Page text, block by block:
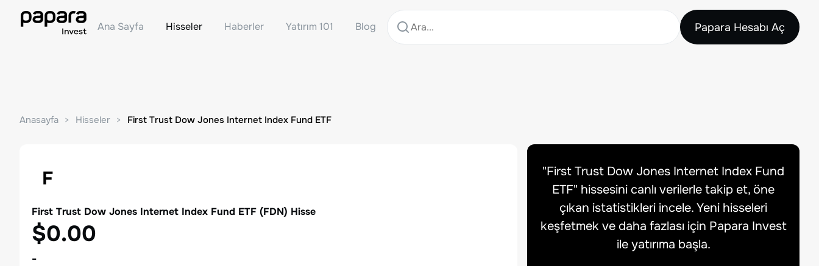
Ana Sayfa Hisseler Haberler Yatırım 101 Blog Papara Hesabı Aç
Anasayfa Hisseler First Trust Dow Jones Internet Index Fund ETF
F
First Trust Dow Jones Internet Index Fund ETF (FDN) Hisse
$0.00
-
"First Trust Dow Jones Internet Index Fund
ETF" hissesini canlı verilerle takip et, öne
çıkan istatistikleri incele. Yeni hisseleri
keşfetmek ve daha fazlası için Papara Invest
ile yatırıma başla.